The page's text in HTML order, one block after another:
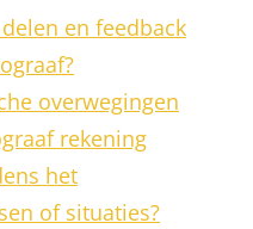
en feedback
overwegingen
rekening
het
of situaties?